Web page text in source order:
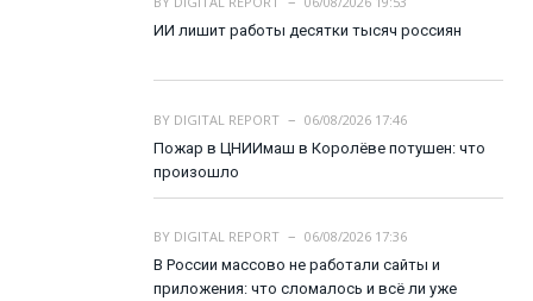
ИИ лишит работы десятки тысяч россиян
BY DIGITAL REPORT
06/08/2026 17:46
Пожар в ЦНИИмаш в Королёве потушен: что
произошло
BY DIGITAL REPORT
06/08/2026 17:36
В России массово не работали сайты и
приложения: что сломалось и всё ли уже